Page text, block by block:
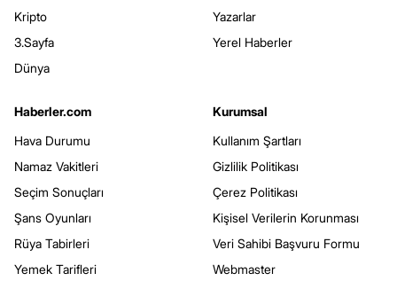
Kripto
3.Sayfa
Dünya
Yazarlar
Yerel Haberler
Haberler.com
Hava Durumu
Namaz Vakitleri
Seçim Sonuçları
Şans Oyunları
Rüya Tabirleri
Yemek Tarifleri
Kurumsal
Kullanım Şartları
Gizlilik Politikası
Çerez Politikası
Kişisel Verilerin Korunması
Veri Sahibi Başvuru Formu
Webmaster